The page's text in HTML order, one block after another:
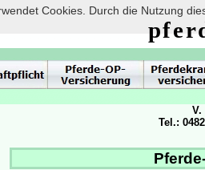
Cookies. Durch die Nutzung
V.
Tel.: